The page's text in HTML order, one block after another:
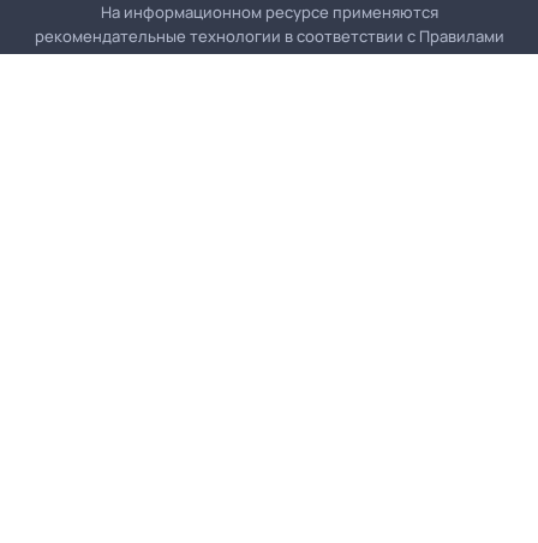
На информационном ресурсе применяются
рекомендательные технологии в соответствии с Правилами